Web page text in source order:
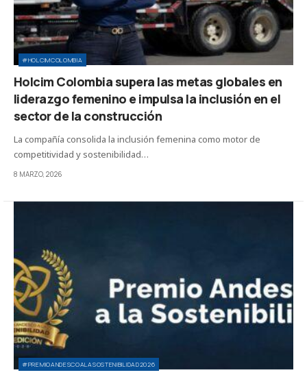
#HOLCIMCOLOMBIA
Holcim Colombia supera las metas globales en
liderazgo femenino e impulsa la inclusión en el
sector de la construcción
La compañía consolida la inclusión femenina como motor de
competitividad y sostenibilidad…
8 MARZO, 2026
#PREMIOANDESCOALASOSTENIBILIDAD2026